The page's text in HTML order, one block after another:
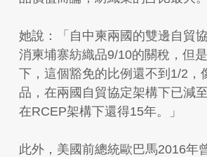
她說：「自中柬兩國的雙邊自貿
消柬埔寨紡織品9/10的關稅，但
下，這個豁免的比例還不到1/2，
品，在兩國自貿協定架構下已減
在RCEP架構下還得15年。」
此外，美國前總統歐巴馬2016年